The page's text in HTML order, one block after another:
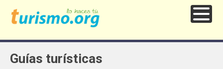
Guías turísticas